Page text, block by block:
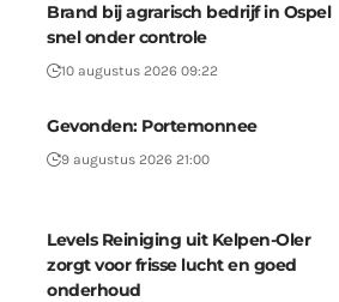
Brand bij agrarisch bedrijf in Ospel
snel onder controle
10 augustus 2026 09:22
Gevonden: Portemonnee
9 augustus 2026 21:00
Levels Reiniging uit Kelpen-Oler
zorgt voor frisse lucht en goed
onderhoud